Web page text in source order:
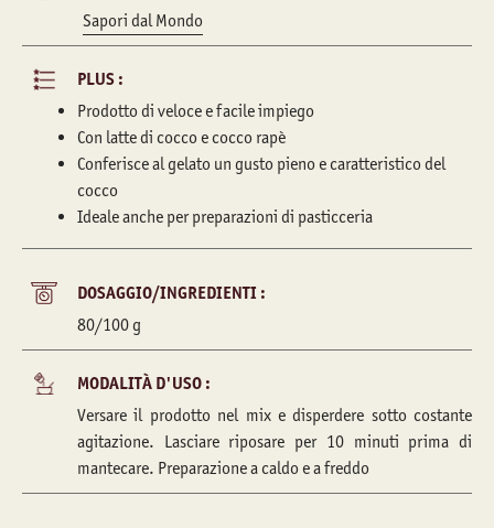
Sapori dal Mondo
PLUS :
Prodotto di veloce e facile impiego
Con latte di cocco e cocco rapè
Conferisce al gelato un gusto pieno e caratteristico del
cocco
Ideale anche per preparazioni di pasticceria
DOSAGGIO/INGREDIENTI :
80/100 g
MODALITÀ D'USO :
Versare il prodotto nel mix e disperdere sotto costante
agitazione. Lasciare riposare per 10 minuti prima di
mantecare. Preparazione a caldo e a freddo